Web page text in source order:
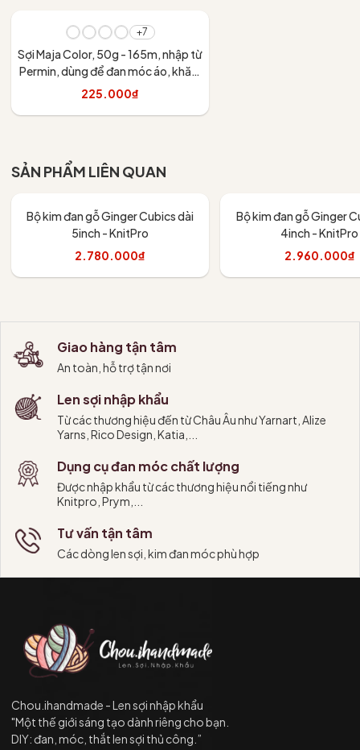
+7
Sợi Maja Color, 50g - 165m, nhập từ
Permin, dùng để đan móc áo, khăn,
váy
225.000₫
SẢN PHẨM LIÊN QUAN
Bộ kim đan gỗ Ginger Cubics dài
5inch - KnitPro
2.780.000₫
Bộ kim đan gỗ Ginger
4inch - KnitPro
2.960.000₫
Giao hàng tận tâm
An toàn, hỗ trợ tận nơi
Len sợi nhập khẩu
Từ các thương hiệu đến từ Châu Âu như Yarnart, Alize
Yarns, Rico Design, Katia,...
Dụng cụ đan móc chất lượng
Được nhập khẩu từ các thương hiệu nổi tiếng như
Knitpro, Prym,...
Tư vấn tận tâm
Các dòng len sợi, kim đan móc phù hợp
Chou.ihandmade - Len sợi nhập khẩu
"Một thế giới sáng tạo dành riêng cho bạn.
DIY: đan, móc, thắt len sợi thủ công.”